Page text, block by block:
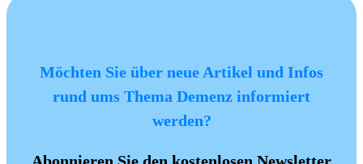
Möchten Sie über neue Artikel und Infos
rund ums Thema Demenz informiert
werden?